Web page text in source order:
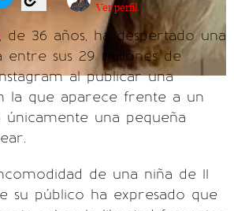
Ver perfil
, de 36 años, ha despertado una
entre sus 29 millones de
al publicar una
la que aparece frente a un
únicamente una pequeña
de una niña de 11
su público ha expresado que